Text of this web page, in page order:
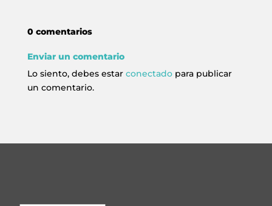
0 comentarios
Enviar un comentario
Lo siento, debes estar conectadopara publicar
un comentario.